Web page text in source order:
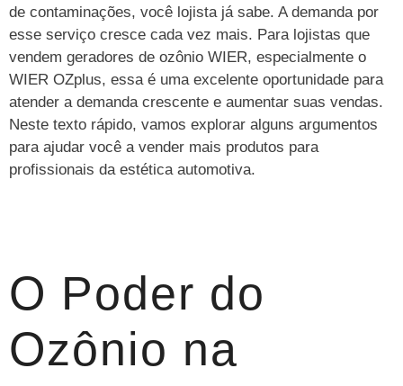
de contaminações, você lojista já sabe. A demanda por
esse serviço cresce cada vez mais. Para lojistas que
vendem geradores de ozônio WIER, especialmente o
WIER OZplus, essa é uma excelente oportunidade para
atender a demanda crescente e aumentar suas vendas.
Neste texto rápido, vamos explorar alguns argumentos
para ajudar você a vender mais produtos para
profissionais da estética automotiva.
O Poder do
Ozônio na